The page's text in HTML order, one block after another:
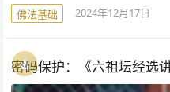
佛法基础 2024年12月17日
密码保护：《六祖坛经选
🧘